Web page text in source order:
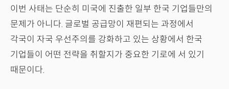
이번 사태는 단순히 미국에 진출한 일부 한국 기업들만의
문제가 아니다. 글로벌 공급망이 재편되는 과정에서
각국이 자국 우선주의를 강화하고 있는 상황에서 한국
기업들이 어떤 전략을 취할지가 중요한 기로에 서 있기
때문이다.